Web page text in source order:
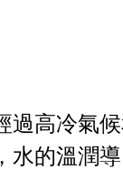
高冷氣
的溫潤